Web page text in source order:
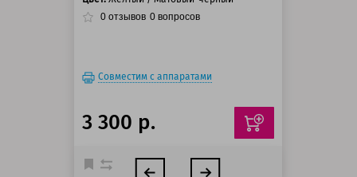
0 отзывов 0 вопросов
Совместим с аппаратами
3 300 р.